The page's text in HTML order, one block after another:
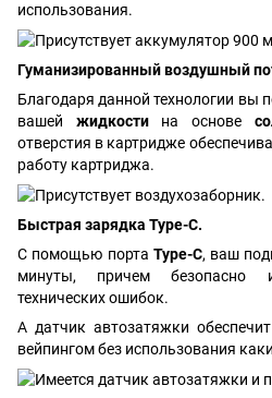
использования.
Гуманизированный воздушный
Благодаря данной технологии вы
вашей жидкости на основе
отверстия в картридже
работу картриджа.
Быстрая зарядка Type-C.
С помощью порта Type-C, ваш
минуты, причем безопасно
технических ошибок.
А датчик автозатяжки
вейпингом без использования